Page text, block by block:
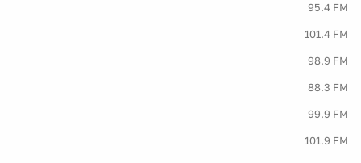
95.4 FM
101.4 FM
98.9 FM
88.3 FM
99.9 FM
101.9 FM